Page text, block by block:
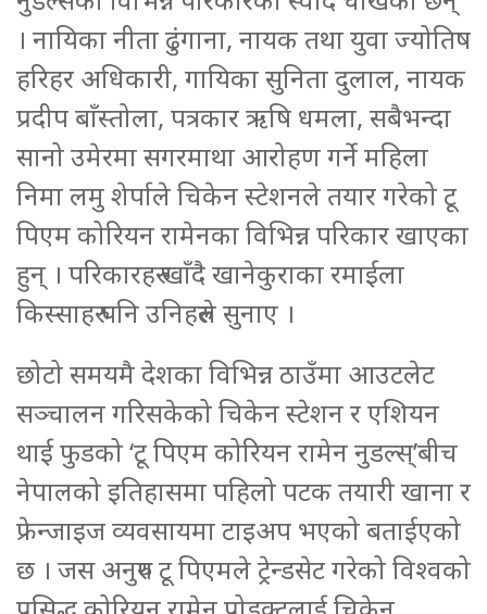
। नायिका नीता ढुंगाना, नायक तथा युवा ज्योतिष
हरिहर अधिकारी, गायिका सुनिता दुलाल, नायक
प्रदीप बाँस्तोला, पत्रकार ऋषि धमला, सबैभन्दा
सानो उमेरमा सगरमाथा आरोहण गर्ने महिला
निमा लमु शेर्पाले चिकेन स्टेशनले तयार गरेको टू
पिएम कोरियन रामेनका विभिन्न परिकार खाएका
हुन् । परिकारहरु खाँदै खानेकुराका रमाईला
किस्साहरु पनि उनिहरुले सुनाए ।
छोटो समयमै देशका विभिन्न ठाउँमा आउटलेट
सञ्चालन गरिसकेको चिकेन स्टेशन र एशियन
थाई फुडको ‘टू पिएम कोरियन रामेन नुडल्स्’बीच
नेपालको इतिहासमा पहिलो पटक तयारी खाना र
फ्रेन्जाइज व्यवसायमा टाइअप भएको बताईएको
छ । जस अनुरुप टू पिएमले ट्रेन्डसेट गरेको विश्वको